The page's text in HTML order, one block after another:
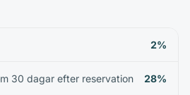
2%
30 dagar efter reservation 28%